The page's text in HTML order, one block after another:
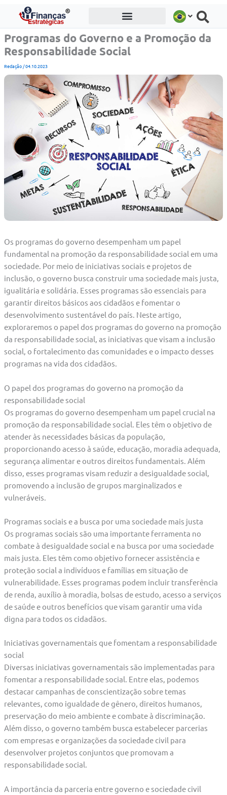
conteúdo
Programas do Governo e a Promoção da
Responsabilidade Social
Redação/04.10.2023
Os programas do governo desempenham um papel
fundamental na promoção da responsabilidade social em uma
sociedade. Por meio de iniciativas sociais e projetos de
inclusão, o governo busca construir uma sociedade mais justa,
igualitária e solidária. Esses programas são essenciais para
garantir direitos básicos aos cidadãos e fomentar o
desenvolvimento sustentável do país. Neste artigo,
exploraremos o papel dos programas do governo na promoção
da responsabilidade social, as iniciativas que visam a inclusão
social, o fortalecimento das comunidades e o impacto desses
programas na vida dos cidadãos.
O papel dos programas do governo na promoção da
responsabilidade social
Os programas do governo desempenham um papel crucial na
promoção da responsabilidade social. Eles têm o objetivo de
atender às necessidades básicas da população,
proporcionando acesso à saúde, educação, moradia adequada,
segurança alimentar e outros direitos fundamentais. Além
disso, esses programas visam reduzir a desigualdade social,
promovendo a inclusão de grupos marginalizados e
vulneráveis.
Programas sociais e a busca por uma sociedade mais justa
Os programas sociais são uma importante ferramenta no
combate à desigualdade social e na busca por uma sociedade
mais justa. Eles têm como objetivo fornecer assistência e
proteção social a indivíduos e famílias em situação de
vulnerabilidade. Esses programas podem incluir transferência
de renda, auxílio à moradia, bolsas de estudo, acesso a serviços
de saúde e outros benefícios que visam garantir uma vida
digna para todos os cidadãos.
Iniciativas governamentais que fomentam a responsabilidade
social
Diversas iniciativas governamentais são implementadas para
fomentar a responsabilidade social. Entre elas, podemos
destacar campanhas de conscientização sobre temas
relevantes, como igualdade de gênero, direitos humanos,
preservação do meio ambiente e combate à discriminação.
Além disso, o governo também busca estabelecer parcerias
com empresas e organizações da sociedade civil para
desenvolver projetos conjuntos que promovam a
responsabilidade social.
A importância da parceria entre governo e sociedade civil